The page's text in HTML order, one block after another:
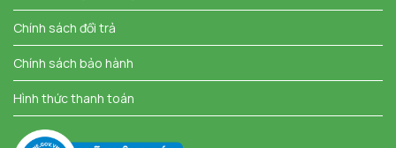
Chính sách đổi trả
Chính sách bảo hành
Hình thức thanh toán